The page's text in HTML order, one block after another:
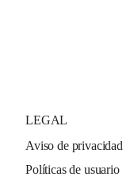
LEGAL
Aviso de privacidad
Políticas de usuario